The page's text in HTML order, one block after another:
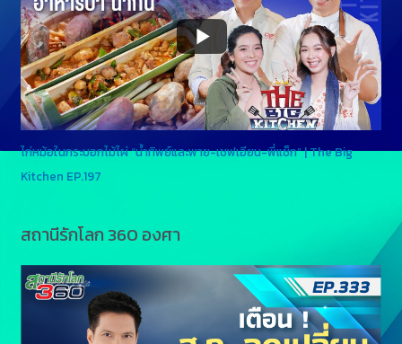
ไก่หม้อในกระบอกไม้ไผ่ “น้ำทิพย์และพาย-เชฟเอียน-พี่แซ็ก” | The Big
Kitchen EP.197
สถานีรักโลก 360 องศา